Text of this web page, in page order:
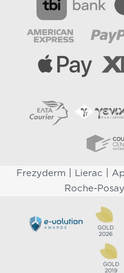
Frezyderm Lierac
Roche-Posay